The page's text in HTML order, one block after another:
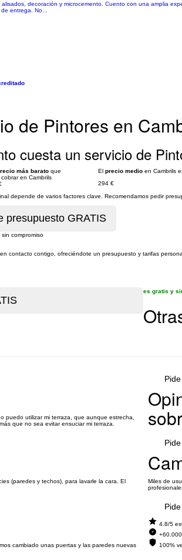
decoración y microcemento. Cuento con una amplia
entrega. No...
de Pintores en
cuesta un servicio de
más barato que
en Cambrils
El precio medio en Cambrils
294 €
depende de varios factores clave. Recomendamos pedir
compromiso
contacto contigo, ofreciéndote un presupuesto y tarifas
es gratis y
puedo utilizar mi terraza, que aunque estrecha,
que no sea evitar ensuciar mi terraza.
(paredes y techos), para lavarle la cara. El
cambiado unas puertas y las paredes nuevas
Miles de
4.8/5
100%